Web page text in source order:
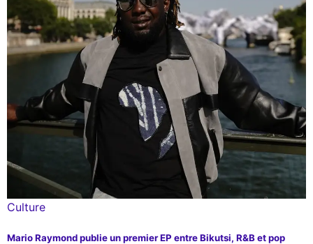
Culture
Mario Raymond publie un premier EP entre Bikutsi, R&B et pop